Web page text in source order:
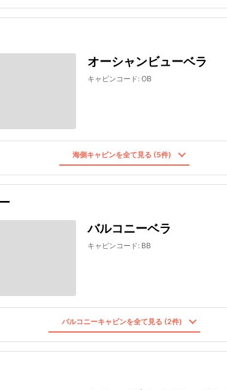
オーシャンビューベラ
キャビンコード: OB
海側キャビンを全て見る (5件)
バルコニーベラ
キャビンコード: BB
バルコニーキャビンを全て見る (2件)